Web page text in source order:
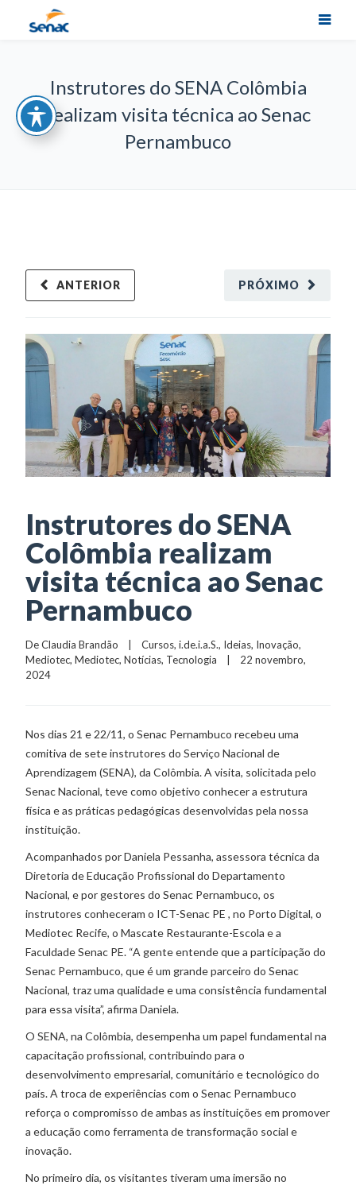
Instrutores do SENA Colômbia
realizam visita técnica ao Senac
Pernambuco
PRÓXIMO
ANTERIOR
Instrutores do SENA
Colômbia realizam
visita técnica ao Senac
Pernambuco
De Claudia Brandão
    |
Cursos, i.de.i.a.S., Ideias, Inovação
Mediotec, Mediotec, Notícias, Tecnologia
    |    22 novembro,
2024
Nos dias 21 e 22/11, o Senac Pernambuco recebeu uma
comitiva de sete instrutores do Serviço Nacional de
Aprendizagem (SENA), da Colômbia. A visita, solicitada pelo
Senac Nacional, teve como objetivo conhecer a estrutura
física e as práticas pedagógicas desenvolvidas pela nossa
instituição.
Acompanhados por Daniela Pessanha, assessora técnica da
Diretoria de Educação Profissional do Departamento
Nacional, e por gestores do Senac Pernambuco, os
instrutores conheceram o ICT-Senac PE , no Porto Digital, o
Mediotec Recife, o Mascate Restaurante-Escola e a
Faculdade Senac PE. “A gente entende que a participação do
Senac Pernambuco, que é um grande parceiro do Senac
Nacional, traz uma qualidade e uma consistência fundamental
para essa visita”, afirma Daniela.
O SENA, na Colômbia, desempenha um papel fundamental na
capacitação profissional, contribuindo para o
desenvolvimento empresarial, comunitário e tecnológico do
país. A troca de experiências com o Senac Pernambuco
reforça o compromisso de ambas as instituições em promover
a educação como ferramenta de transformação social e
inovação.
No primeiro dia, os visitantes tiveram uma imersão no